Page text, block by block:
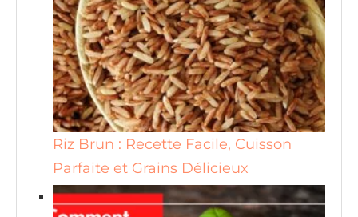
Riz Brun : Recette Facile, Cuisson
Parfaite et Grains Délicieux